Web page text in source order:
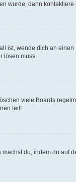
wurde, dann kontaktiere
ist, wende dich an
lösen muss.
viele Boards
teil!
du, indem du auf